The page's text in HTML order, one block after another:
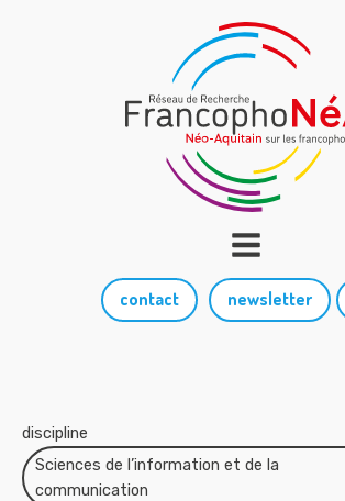
contact newsletter
discipline
Sciences de l’information et de la
communication